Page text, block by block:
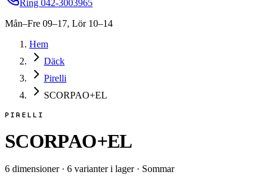
Ring 042-3003965
Mån–Fre 09–17, Lör 10–14
Hem
Däck
Pirelli
SCORPAO+EL
PIRELLI
SCORPAO+EL
6 dimensioner· 6 varianter i lager· Sommar